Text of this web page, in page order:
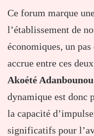
Ce forum marque
l’établissement de
économiques, un
accrue entre ces
Akoété Adanbounou
dynamique est donc
la capacité
significatifs pour